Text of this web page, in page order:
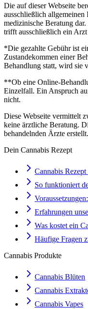
Die auf dieser Webseite
ausschließlich
medizinische Beratung
trifft ausschließlich ein
*Die gezahlte Gebühr ist
Zustandekommen einer
Behandlung statt, wird sie
**Ob eine Online-
Einzelfall. Ein Anspruch
nicht.
Diese Webseite vermittelt
keine ärztliche Beratung.
behandelnden Ärzte erstellt.
Dein Cannabis Rezept
Cannabis
So funktioniert
Erfahrungen
Was kostet ein
Häufige Fragen
Cannabis Produkte
Cannabis Blüten
Cannabis
Cannabis Vapes